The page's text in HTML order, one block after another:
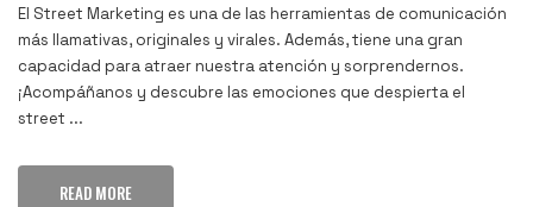
El Street Marketing es una de las herramientas de comunicación
más llamativas, originales y virales. Además, tiene una gran
capacidad para atraer nuestra atención y sorprendernos.
¡Acompáñanos y descubre las emociones que despierta el
street ...
READ MORE